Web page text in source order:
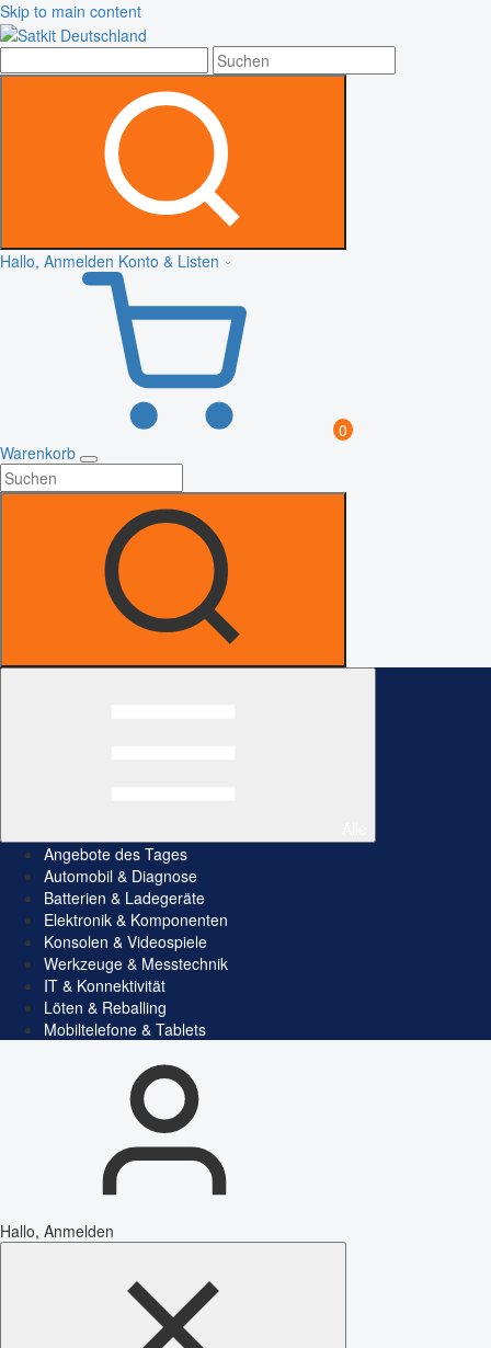
Skip to main content
Hallo, Anmelden Konto & Listen
0
Warenkorb
Angebote des Tages
Automobil & Diagnose
Batterien & Ladegeräte
Elektronik & Komponenten
Konsolen & Videospiele
Werkzeuge & Messtechnik
IT & Konnektivität
Löten & Reballing
Mobiltelefone & Tablets
Hallo, Anmelden